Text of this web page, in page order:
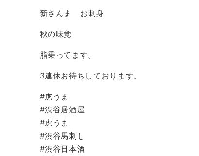
新さんま お刺身
秋の味覚
脂乗ってます。
3連休お待ちしております。
#虎うま
#渋谷居酒屋
#虎うま
#渋谷馬刺し
#渋谷日本酒